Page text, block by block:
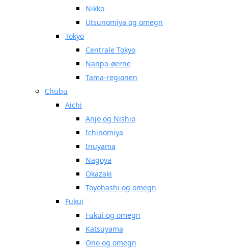
Nikko
Utsunomiya og omegn
Tokyo
Centrale Tokyo
Nanpo-øerne
Tama-regionen
Chubu
Aichi
Anjo og Nishio
Ichinomiya
Inuyama
Nagoya
Okazaki
Toyohashi og omegn
Fukui
Fukui og omegn
Katsuyama
Ono og omegn